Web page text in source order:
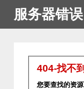
服务器错误
404-找不
您要查找的资